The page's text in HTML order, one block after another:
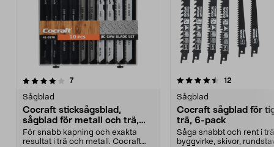
7recensioner
Sågblad
Cocraft sticksågsblad,
sågblad för metall och trä,
10-pack
För snabb kapning och exakta
resultat i trä och metall. Cocraft
4.5 av 5 stjärnor 12
Sågblad
Cocraft sågblad för
trä, 6-pack
Såga snabbt och rent i
byggvirke, skivor,
4.5 av 5 stjärnor